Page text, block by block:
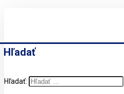
Hľadať
Hľadať: